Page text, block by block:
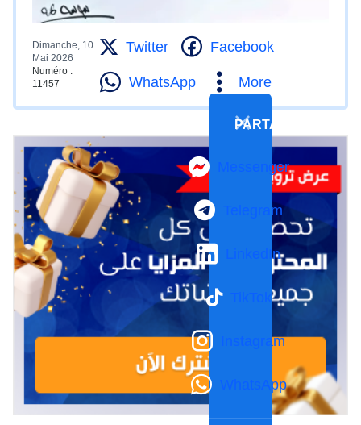
Dimanche, 10
Mai 2026
Numéro :
11457
Twitter Facebook
WhatsApp More
PARTAGER
Messenger
Telegram
LinkedIn
TikTok
Instagram
WhatsApp